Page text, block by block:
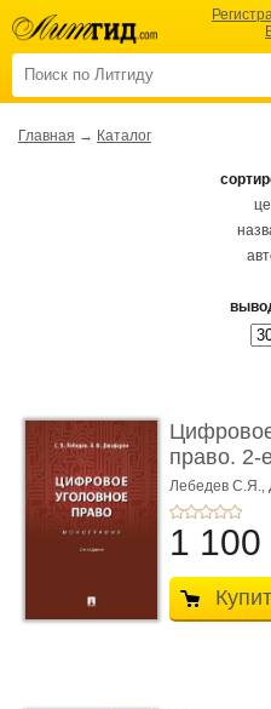
Главная → Каталог
право. 2-
Лебедев С.Я.,
1 100